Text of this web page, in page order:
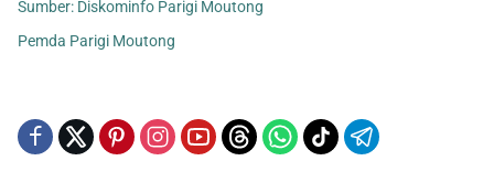
Sumber: Diskominfo Parigi Moutong
Pemda Parigi Moutong